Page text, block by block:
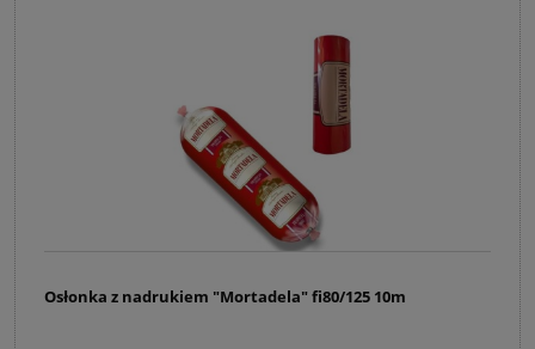
Osłonka z nadrukiem "Mortadela" fi80/125 10m